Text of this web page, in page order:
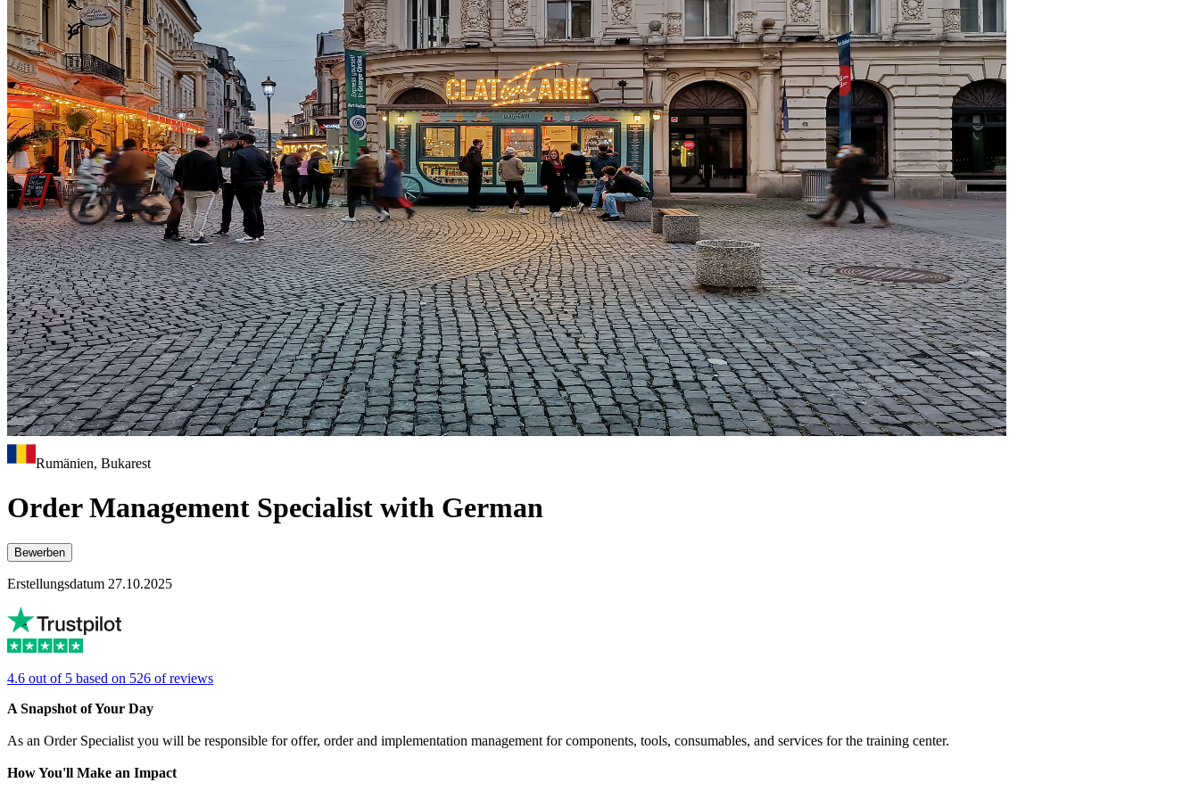
Rumänien, Bukarest
Order Management Specialist with German
Bewerben
Erstellungsdatum 27.10.2025
4.6 out of 5 based on 526 of reviews
A Snapshot of Your Day
As an Order Specialist you will be responsible for offer, order and implementation management for components, tools, consumables, and services for the training center.
How You'll Make an Impact